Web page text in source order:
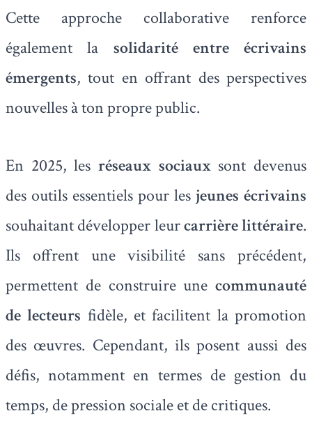
Cette approche collaborative renforce
également la solidarité entre écrivains
émergents, tout en offrant des perspectives
nouvelles à ton propre public.
En 2025, les réseaux sociauxsont devenus
des outils essentiels pour les jeunes écrivains
souhaitant développer leurcarrière littéraire.
Ils offrent une visibilité sans précédent,
permettent de construire une communauté
de lecteurs fidèle, et facilitent la promotion
des œuvres. Cependant, ils posent aussi des
défis, notamment en termes de gestion du
temps, de pression sociale et de critiques.